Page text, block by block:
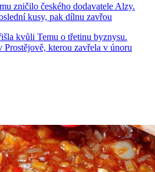
zničilo českého dodavatele Alzy.
kusy, pak dílnu zavřou
kvůli Temu o třetinu byznysu.
kterou zavřela v únoru